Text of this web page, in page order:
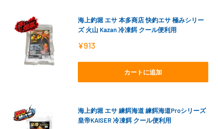
海上釣堀 エサ 本多商店 快釣エサ 極みシリー
ズ 火山 Kazan 冷凍餌 クール便利用
販
価
¥913
カートに追加
海上釣堀 エサ 練餌海道 練餌海道Proシリーズ
皇帝KAISER 冷凍餌 クール便利用